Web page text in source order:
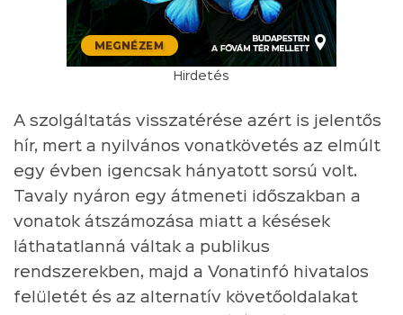
Hirdetés
A szolgáltatás visszatérése azért is jelentős
hír, mert a nyilvános vonatkövetés az elmúlt
egy évben igencsak hányatott sorsú volt.
Tavaly nyáron egy átmeneti időszakban a
vonatok átszámozása miatt a késések
láthatatlanná váltak a publikus
rendszerekben, majd a Vonatinfó hivatalos
felületét és az alternatív követőoldalakat